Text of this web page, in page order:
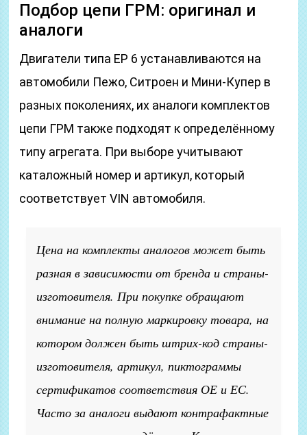
Подбор цепи ГРМ: оригинал и
аналоги
Двигатели типа ЕР 6 устанавливаются на
автомобили Пежо, Ситроен и Мини-Купер в
разных поколениях, их аналоги комплектов
цепи ГРМ также подходят к определённому
типу агрегата. При выборе учитывают
каталожный номер и артикул, который
соответствует VIN автомобиля.
Цена на комплекты аналогов может быть
разная в зависимости от бренда и страны-
изготовителя. При покупке обращают
внимание на полную маркировку товара, на
котором должен быть штрих-код страны-
изготовителя, артикул, пиктограммы
сертификатов соответствия ОЕ и ЕС.
Часто за аналоги выдают контрафактные